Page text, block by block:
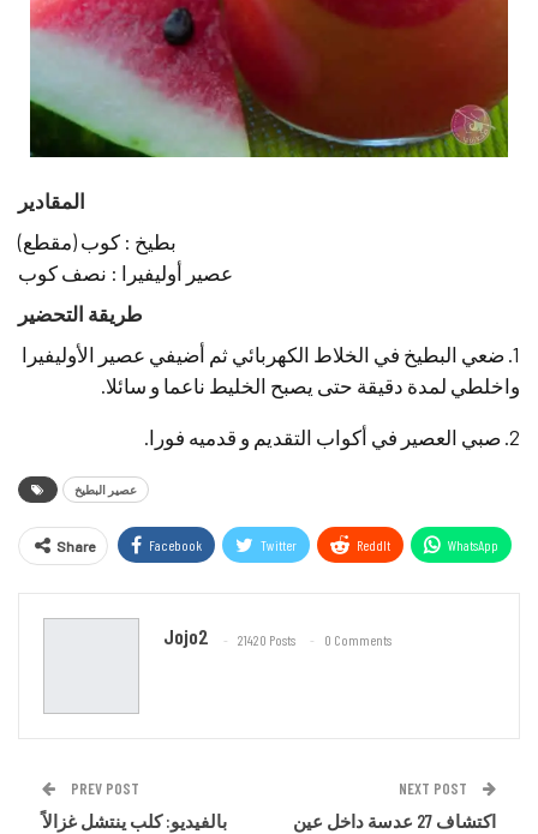
المقادير
بطيخ : كوب (مقطع)
عصير أوليفيرا : نصف كوب
طريقة التحضير
1. ضعي البطيخ في الخلاط الكهربائي ثم أضيفي عصير الأوليفيرا
واخلطي لمدة دقيقة حتى يصبح الخليط ناعما و سائلا.
2. صبي العصير في أكواب التقديم و قدميه فورا.
عصير البطيخ
Share Facebook Twitter ReddIt WhatsApp
Jojo2 21420 Posts 0 Comments
PREV POST
بالفيديو: كلب ينتشل غزالاً
NEXT POST
اكتشاف 27 عدسة داخل عين